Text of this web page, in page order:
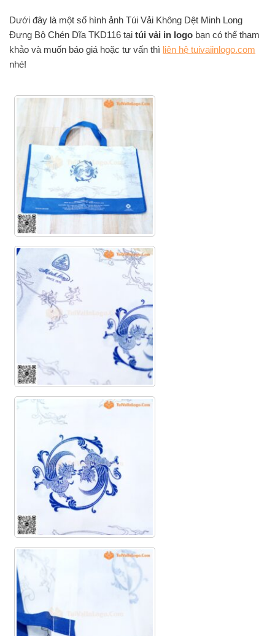
Dưới đây là một số hình ảnh Túi Vải Không Dệt Minh Long
Đựng Bộ Chén Dĩa TKD116 tại túi vải in logo bạn có thể tham
khảo và muốn báo giá hoặc tư vấn thì liên hệ tuivaiinlogo.com
nhé!